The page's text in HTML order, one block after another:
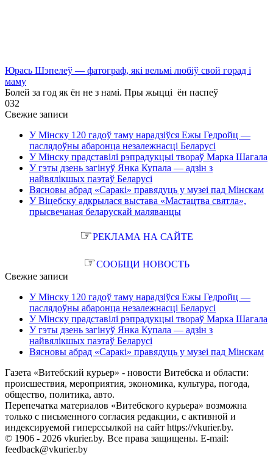
Юрась Шэпелеў — фатограф, які вельмі любіў свой горад і
маму
Болей за год як ён не з намі. Пры жыцці ён паспеў
032
Свежие записи
У Мінску 120 гадоў таму нарадзіўся Ежы Гедройц —
паслядоўны абаронца незалежнасці Беларусі
У Мінску прадставілі рэпрадукцыі твораў Марка Шагала
У гэты дзень загінуў Янка Купала — адзін з
найвялікшых паэтаў Беларусі
Вясновы абрад «Саракі» правядуць у музеі пад Мінскам
У Віцебску адкрылася выстава «Мастацтва святла»,
прысвечаная беларускай маляванцы
☞РЕКЛАМА НА САЙТЕ
☞СООБЩИ НОВОСТЬ
Свежие записи
У Мінску 120 гадоў таму нарадзіўся Ежы Гедройц —
паслядоўны абаронца незалежнасці Беларусі
У Мінску прадставілі рэпрадукцыі твораў Марка Шагала
У гэты дзень загінуў Янка Купала — адзін з
найвялікшых паэтаў Беларусі
Вясновы абрад «Саракі» правядуць у музеі пад Мінскам
Газета «Витебский курьер» - новости Витебска и области:
происшествия, мероприятия, экономика, культура, погода,
общество, политика, авто.
Перепечатка материалов «Витебского курьера» возможна
только с письменного согласия редакции, с активной и
индексируемой гиперссылкой на сайт https://vkurier.by.
© 1906 - 2026 vkurier.by. Все права защищены. E-mail:
feedback@vkurier.by